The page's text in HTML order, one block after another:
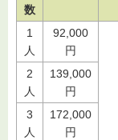
数
1
人
92,000
円
2
人
139,000
円
3
人
172,000
円